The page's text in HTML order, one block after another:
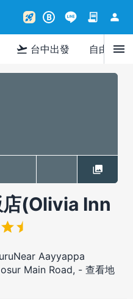
rocket_launch B contract person
flight_takeoff 台中出發 自由行menu
店(Olivia Inn
Aayyappa
Main Road, - 查看地